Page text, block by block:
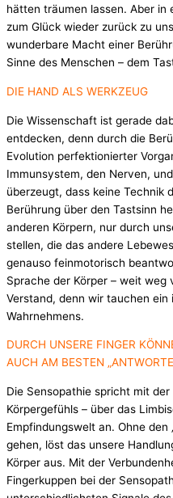
hätten träumen lassen. Aber in
zum Glück wieder zurück zu
wunderbare Macht einer
Sinne des Menschen – dem
DIE HAND ALS WERKZEUG
Die Wissenschaft ist gerade
entdecken, denn durch die
Evolution perfektionierter
Immunsystem, den Nerven,
überzeugt, dass keine Technik
Berührung über den Tastsinn
anderen Körpern, nur durch
stellen, die das andere
genauso feinmotorisch
Sprache der Körper – weit
Verstand, denn wir tauchen ein
Wahrnehmens.
DURCH UNSERE FINGER
AUCH AM BESTEN
Die Sensopathie spricht mit
Körpergefühls – über das
Empfindungswelt an. Ohne den
gehen, löst das unsere
Körper aus. Mit der
Fingerkuppen bei der